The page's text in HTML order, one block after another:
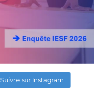
Suivre sur Instagram